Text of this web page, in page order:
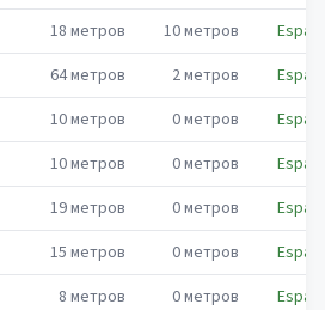
18 метров 10метров
64метров 2метров
10метров 0метров
10метров 0метров
19метров 0метров
15 метров 0метров
8 метров 0метров